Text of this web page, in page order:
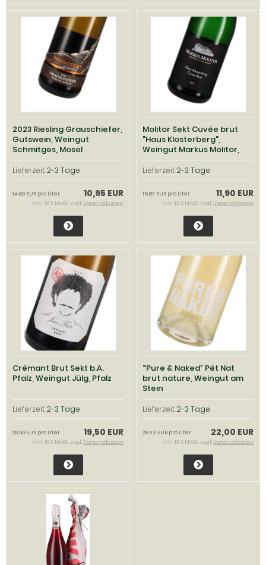
2023 Riesling Grauschiefer,
Gutswein, Weingut
Schmitges, Mosel
Lieferzeit:2-3 Tage
10,95 EUR
14,60 EUR pro Liter
inkl. 19 % MwSt. zzgl.Versandkosten
Molitor Sekt Cuvée brut
"Haus Klosterberg",
Weingut Markus Molitor,
Mosel
Lieferzeit:2-3 Tage
11,90 EUR
15,87 EUR pro Liter
inkl. 19 % MwSt. zzgl.Versandkosten
Crémant Brut Sekt b.A.
Pfalz, Weingut Jülg, Pfalz
Lieferzeit:2-3 Tage
19,50 EUR
26,00 EUR pro Liter
inkl. 19 % MwSt. zzgl.Versandkosten
“Pure & Naked” Pét Nat
brut nature, Weingut am
Stein
Lieferzeit:2-3 Tage
22,00 EUR
29,33 EUR pro Liter
inkl. 19 % MwSt. zzgl.Versandkosten